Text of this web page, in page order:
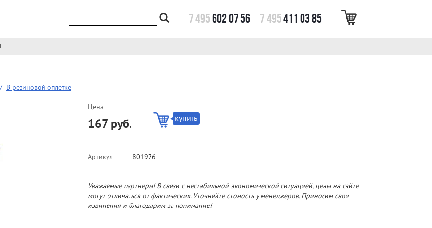
7 495602 07 56 7 495411 03 85
/ В резиновой оплетке
Цена
167 руб. купить
Артикул 801976
Уважаемые партнеры! В связи с нестабильной экономической ситуацией, цены на сайте
могут отличаться от фактических. Уточняйте стомость у менеджеров. Приносим свои
извинения и благодарим за понимание!